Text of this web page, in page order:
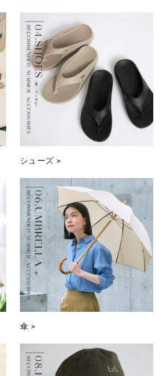
シューズ >
傘 >